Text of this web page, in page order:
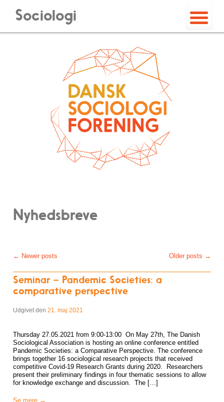
Sociologi
Nyhedsbreve
Post navigation
← Newer posts Older posts →
Seminar – Pandemic Societies: a
comparative perspective
Udgivet den 21. maj 2021
Thursday 27.05.2021 from 9:00-13:00 On May 27th, The Danish
Sociological Association is hosting an online conference entitled
Pandemic Societies: a Comparative Perspective. The conference
brings together 16 sociological research projects that received
competitive Covid-19 Research Grants during 2020. Researchers
present their preliminary findings in four thematic sessions to allow
for knowledge exchange and discussion. The […]
Se mere →